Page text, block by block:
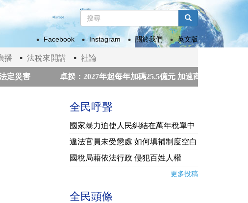
搜
尋
表
單
搜尋
Facebook
Instagram 關於我們 英文版
播 法稅來開講 社論
害 卓揆：2027年起每年加碼25.5億元 加速商圈、市場轉型升級
全民呼聲
國家暴力迫使人民糾結在萬年稅單中
違法官員未受懲處 如何填補制度空白
國稅局藉依法行政 侵犯百姓人權
更多投稿
全民頭條